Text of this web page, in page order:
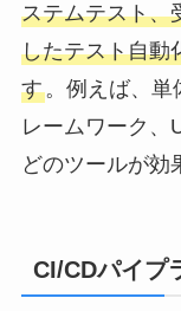
ステムテスト、
したテスト自動
す。例えば、単
レームワーク、
どのツールが効
CI/CDパイプ